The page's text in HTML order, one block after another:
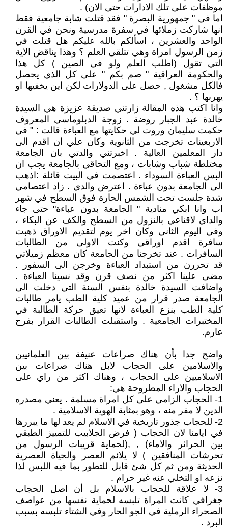
موظفات على تلك الادارات حتى الان) .
اما في " جمهورية البصرة " فقد قتلت شابة جامعية فقط
انها شاركت زملائها في سفرة مدرسية ونحن في القرن
الواحد والعشرين ، اسألكم بالله عليكم هل قتلت في
زمن الرسول امراة وهي تتلقى العلم ؟ وهذا يناقض الاية
التي تقول (اطلب العلم ولو في الصين ) كل هذا
والحكومة العراقية " صم بكم " على كل الذي يحصل
فالكل مشغول , حصل على الدولارات لكن اين يخفيها او
يهربها ؟ .
وانا اكتب هذه المقالة زارتني صديقة عزيزة هي السيدة
خالدة عبد الجبار روضة . زوجة الدبلوماسي المعروف
حكمت سليمان وروت لي حكايتها مع العباءة قالت : " في
الاربعينات تخرجت من الثانوية وكان علي ان اقدم الى
دار المعلمين العالية . اخبرتني والدتي بان الجامعة
مختلطة شباب وشابات ، ومع التحاقي بالجامعة يجب ان
البس العباءة السوداء . اعتصمت في البيت قائلة :اذهب
الى الجامعة بدون عباءة . اعترض والدي . زاد اعتصامي
شدة جلست تحت الشمس الحارة فوق السطح في شهر
اب وانا ابكي منادية " الجامعة بدون عباءة" حتى جاء
والداي لاقناعي بالنزول من السطح والكف عن البكاء ،
وفي اليوم الثاني وكان اخر يوم لتقديم الاوراق ذهبت
سافرة اقدم اوراقي وكنت الاولى من الطالبات
السافرات . عند تخرجنا من الجامعة كان معظم زميلاتي
قد تحررن من استبداد العباءة وخرجن الى السفور .
مضى علينا اكثر من نصف قرن وقد نسينا العباءة .
واضافت السيدة خالدة بنفس السنة التي دخلت الى
الجامعة صدر قرار من عميد كلية الطب يامر طالبات
كلية الطب بنزع العباءة لانها تعيق حركة الطالبة في
المختبرات الجامعية . واستقبلت الطالبات القرار بفرح
عارم.
واضح جدا بأن هناك صراعات عنيفة بين العلمانيين
والاسلامين على الحجاب لابل هناك صراعات بين
الاسلاميين على الحجاب ، وهناك اكثر من راي على
الحجاب والاراء المطروحة هي:
1- الحجاب الزامي على كل امراة مسلمة . يعني مصدره
الدين لا مفر منه ، وهو بمثابة الهوية الاسلامية .
2- للحجاب جذور تاريخية في الاسلام لم يعد لها ما يبررها
في ايامنا لان الحجاب ( فرض الجلابيب للتمييز الطبقي
بين الحرائر والاماء) , ,(لحماية قريبات الرسول من
تحرشات المنافقين ) لا يلائم العصر والحياة العصرية
الحديثة ومن ثم كل شئ قابل للتطور بما فيه اللبس لذا
نزعه او التخلي عنه غير حرام .
3- لا علاقة للحجاب بالاسلام بل أن اصل الحجاب
جغرافي كانت المراة تلبسه لحماية نفسها من عواصف
الصحراء الرملية في الجو الحار وفي الشتاء تلبسه بسبب
البرد .